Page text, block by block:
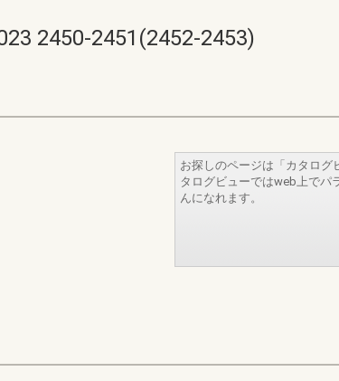
2450-2451(2452-2453)
お探しのページは「カタログ
タログビューではweb上でパ
んになれます。